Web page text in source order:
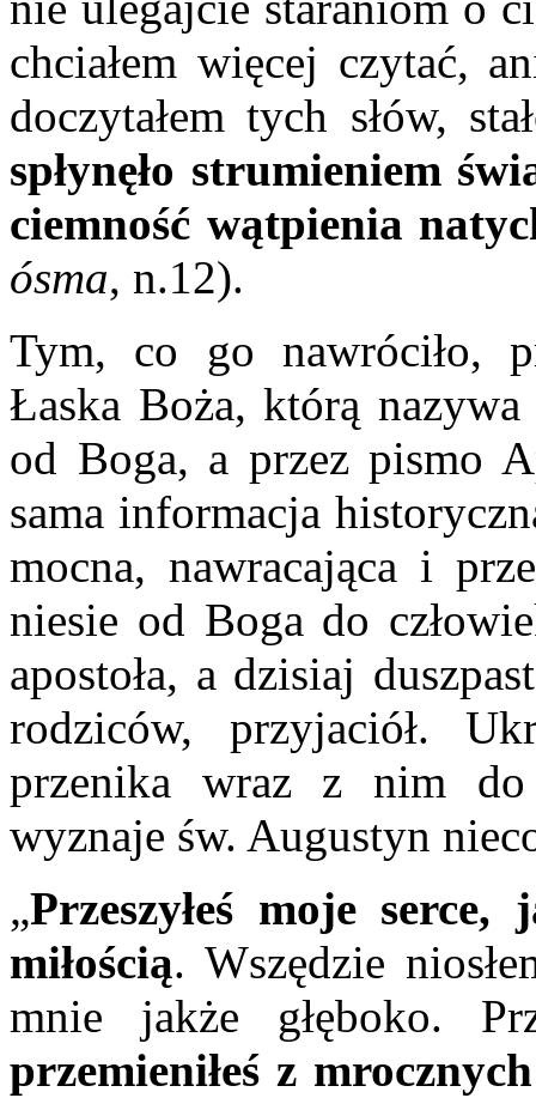
chciałem więcej czytać,
doczytałem tych słów,
spłynęło strumieniem
ciemność wątpienia
ósma, n.12).
Tym, co go nawróciło,
Łaska Boża, którą
od Boga, a przez pismo
sama informacja
mocna, nawracająca i
niesie od Boga do
apostoła, a dzisiaj
rodziców, przyjaciół.
przenika wraz z nim do
wyznaje św. Augustyn
„Przeszyłeś moje
miłością. Wszędzie
mnie jakże głęboko.
przemieniłeś z